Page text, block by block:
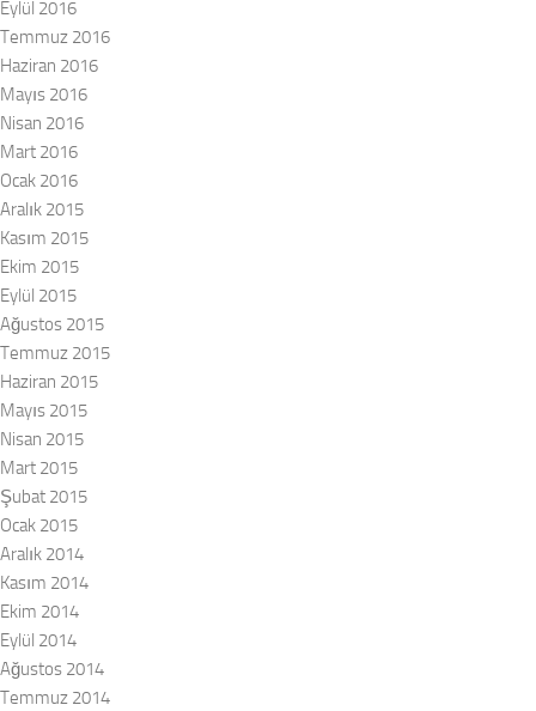
Eylül 2016
Temmuz 2016
Haziran 2016
Mayıs 2016
Nisan 2016
Mart 2016
Ocak 2016
Aralık 2015
Kasım 2015
Ekim 2015
Eylül 2015
Ağustos 2015
Temmuz 2015
Haziran 2015
Mayıs 2015
Nisan 2015
Mart 2015
Şubat 2015
Ocak 2015
Aralık 2014
Kasım 2014
Ekim 2014
Eylül 2014
Ağustos 2014
Temmuz 2014